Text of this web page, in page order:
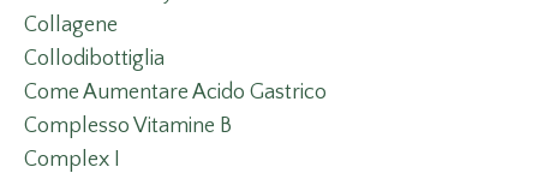
Collagene
Collodibottiglia
Come Aumentare Acido Gastrico
Complesso Vitamine B
Complex I